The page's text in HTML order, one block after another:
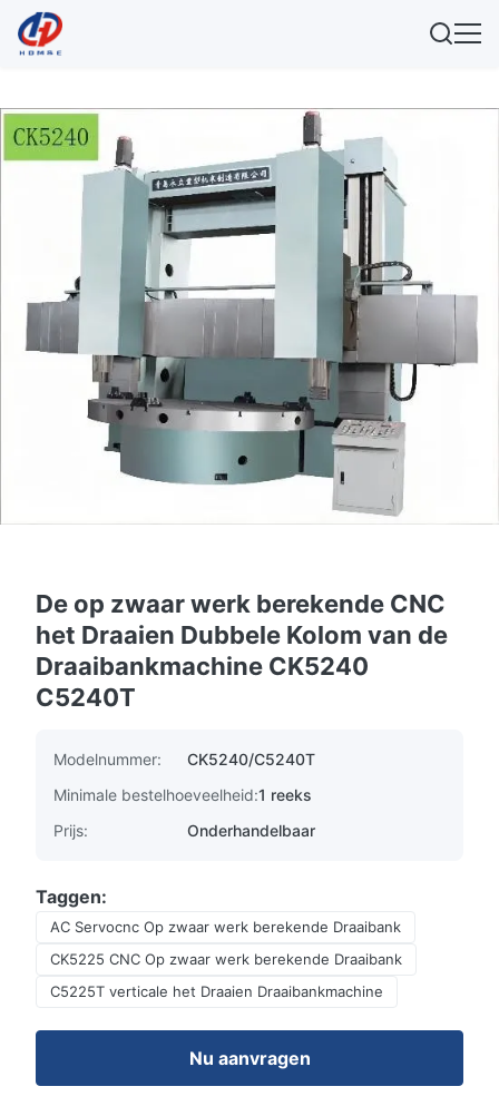
De op zwaar werk berekende CNC
het Draaien Dubbele Kolom van de
Draaibankmachine CK5240
C5240T
Modelnummer:
CK5240/C5240T
Minimale bestelhoeveelheid:1 reeks
Prijs:
Onderhandelbaar
Taggen:
AC Servocnc Op zwaar werk berekende Draaibank
CK5225 CNC Op zwaar werk berekende Draaibank
C5225T verticale het Draaien Draaibankmachine
Nu aanvragen